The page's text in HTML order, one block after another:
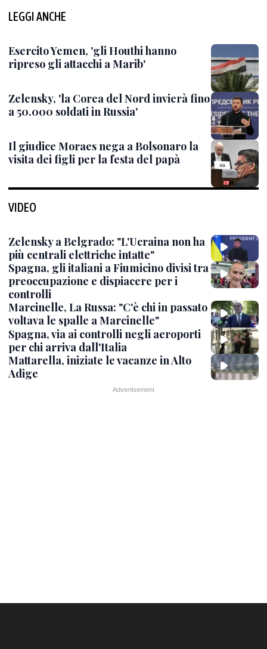
LEGGI ANCHE
Esercito Yemen, 'gli Houthi hanno
ripreso gli attacchi a Marib'
Zelensky, 'la Corea del Nord invierà fino
a 50.000 soldati in Russia'
Il giudice Moraes nega a Bolsonaro la
visita dei figli per la festa del papà
VIDEO
Zelensky a Belgrado: "L'Ucraina non ha
più centrali elettriche intatte"
Spagna, gli italiani a Fiumicino divisi tra
preoccupazione e dispiacere per i
controlli
Marcinelle, La Russa: "C'è chi in passato
voltava le spalle a Marcinelle"
Spagna, via ai controlli negli aeroporti
per chi arriva dall'Italia
Mattarella, iniziate le vacanze in Alto
Adige